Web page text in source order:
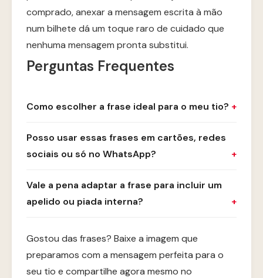
comprado, anexar a mensagem escrita à mão
num bilhete dá um toque raro de cuidado que
nenhuma mensagem pronta substitui.
Perguntas Frequentes
Como escolher a frase ideal para o meu tio?
Posso usar essas frases em cartões, redes
sociais ou só no WhatsApp?
Vale a pena adaptar a frase para incluir um
apelido ou piada interna?
Gostou das frases? Baixe a imagem que
preparamos com a mensagem perfeita para o
seu tio e compartilhe agora mesmo no